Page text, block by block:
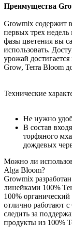
Преимущества
Growmix содержит
первых трех
фазы цветения вы
использовать.
урожай
Grow, Terra Bloom
Технические
Не нужно
В состав
торфяного
дождевых
Можно ли
Alga Bloom?
Growmix
линейками 100%
100%
отлично работают
следить за
продукты из 100%